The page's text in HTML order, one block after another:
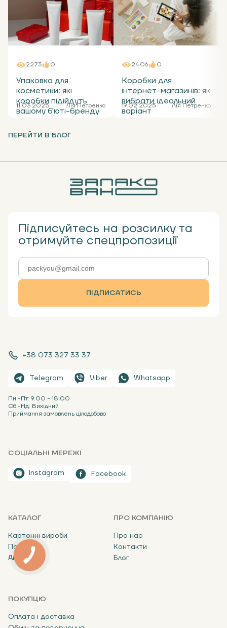
2273 0
Упаковка для
косметики: які
коробки підійдуть
вашому б'юті-бренду
11.03.2025 Лія Петренко
2406 0
Коробки для
інтернет-магазинів: як
вибрати ідеальний
варіант
19.02.2025 Лія Петренко
ПЕРЕЙТИ В БЛОГ
+38 073 327 33 37
Telegram Viber Whatsapp
Пн -Пт: 9:00 - 18:00
Сб -Нд: Вихідний
Приймання замовлень цілодобово
СОЦІАЛЬНІ МЕРЕЖІ
Instagram Facebook
КАТАЛОГ
Картонні вироби
Пакети
Аксесуари
ПРО КОМПАНІЮ
Про нас
Контакти
Блог
ПОКУПЦЮ
Оплата і доставка
Підписуйтесь на розсилку та
отримуйте спецпропозиції
ПІДПИСАТИСЬ